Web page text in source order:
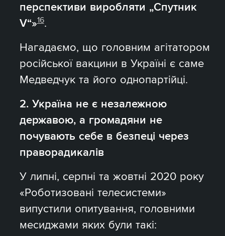
перспективи виробляти „Спутник
V“»16.
Нагадаємо, що головним агітатором
російської вакцини в Україні є саме
Медведчук та його однопартійці.
2. Україна не є незалежною
державою, а громадяни не
почувають себе в безпеці через
праворадикалів
У липні, серпні та жовтні 2020 року
«Роботизовані телесистеми»
випустили опитування, головними
месиджами яких були такі: